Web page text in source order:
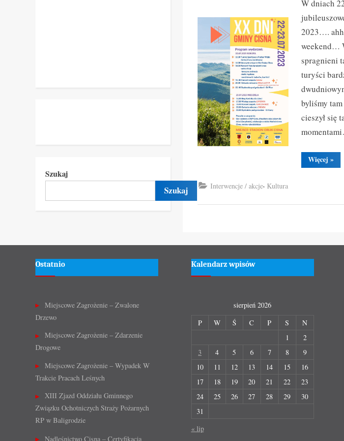
Toggle
Dni
Gminy
Cisna
W dniach
2023….
weekend…
spragnieni
turyści
byliśmy
cieszył się
Więcej
Dni
»
Interwencje / akcje, Kultura
Szukaj
Szukaj
Ostatnio
Miejscowe Zagrożenie – Zwalone
Drzewo
Miejscowe Zagrożenie – Zdarzenie
Drogowe
Miejscowe Zagrożenie – Wypadek W
Trakcie Pracach Leśnych
XIII Zjazd Oddziału Gminnego
Związku Ochotniczych Straży Pożarnych
RP w Baligrodzie
Nadleśnictwo Cisna – Certyfikacja
Kalendarz wpisów
sierpień 2026
P
W Ś C P S
N
1
2
3
4 5 6 7 8
9
10
11 12 13 14 15
16
17
18 19 20 21 22
23
24
25 26 27 28 29
30
31
« lip